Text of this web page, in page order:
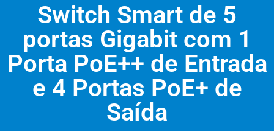
Switch Smart de 5
portas Gigabit com 1
Porta PoE++ de Entrada
e 4 Portas PoE+ de
Saída